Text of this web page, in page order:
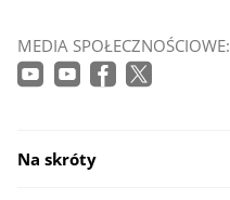
MEDIA SPOŁECZNOŚCIOWE:
Na skróty